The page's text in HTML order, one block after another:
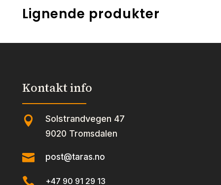
Lignende produkter
Kontakt info
 Solstrandvegen 47
9020 Tromsdalen
 post@taras.no
 +47 90 91 29 13